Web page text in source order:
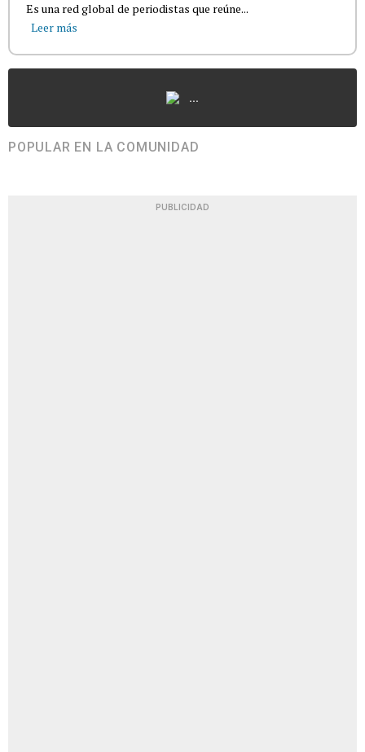
Es una red global de periodistas que reúne...
Leer más
...
POPULAR EN LA COMUNIDAD
PUBLICIDAD